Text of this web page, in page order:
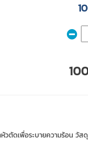
วตัดเพื่อระบายความร้อน วั